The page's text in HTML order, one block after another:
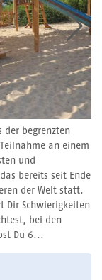
der begrenzten
an einem
und
bereits seit Ende
der Welt statt.
Dir Schwierigkeiten
bei den
Du 6...